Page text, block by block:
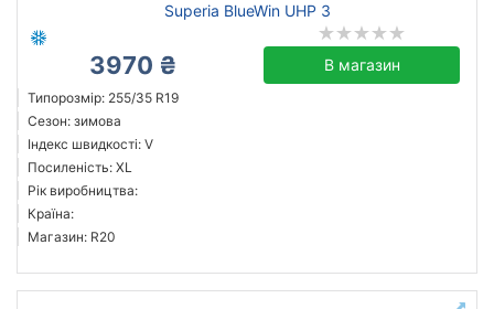
Superia BlueWin UHP 3
3970 ₴ В магазин
Типорозмір: 255/35 R19
Сезон: зимова
Індекс швидкості: V
Посиленість: XL
Рік виробництва:
Країна:
Магазин: R20